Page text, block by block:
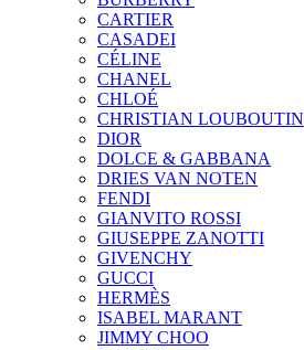
CARTIER
CASADEI
CÉLINE
CHANEL
CHLOÉ
CHRISTIAN LOUBOUTIN
DIOR
DOLCE & GABBANA
DRIES VAN NOTEN
FENDI
GIANVITO ROSSI
GIUSEPPE ZANOTTI
GIVENCHY
GUCCI
HERMÈS
ISABEL MARANT
JIMMY CHOO